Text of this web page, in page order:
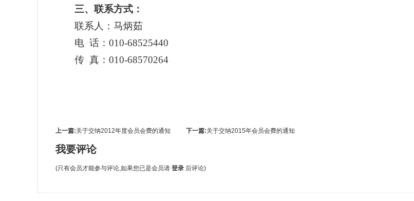
三、联系方式：
联系人：马炳茹
电 话：010-68525440
传 真：010-68570264
上一篇:关于交纳2012年度会员会费的通知 下一篇:关于交纳2015年会员会费的通知
我要评论
(只有会员才能参与评论,如果您已是会员请 登录 后评论)